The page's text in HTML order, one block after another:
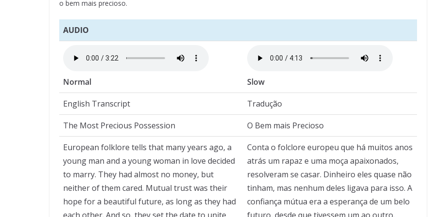
o bem mais precioso.
AUDIO
Normal Slow
English Transcript Tradução
The Most Precious Possession O Bem mais Precioso
European folklore tells that many years ago, a
young man and a young woman in love decided
to marry. They had almost no money, but
neither of them cared. Mutual trust was their
hope for a beautiful future, as long as they had
Conta o folclore europeu que há muitos anos
atrás um rapaz e uma moça apaixonados,
resolveram se casar. Dinheiro eles quase não
tinham, mas nenhum deles ligava para isso. A
confiança mútua era a esperança de um belo